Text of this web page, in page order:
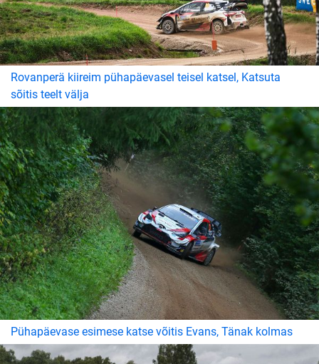
Rovanperä kiireim pühapäevasel teisel katsel, Katsuta
sõitis teelt välja
Pühapäevase esimese katse võitis Evans, Tänak kolmas